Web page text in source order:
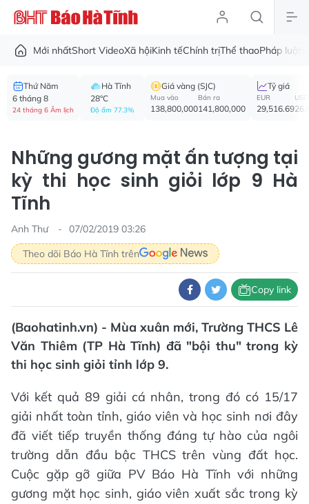
Mới nhấtShort VideoXã hộiKinh tếChính trịThể thaoPháp luật
Thứ Năm
6 tháng 8
24 tháng 6 Âm lịch
Hà Tĩnh
28°C
Độ ẩm 77.3%
Giá vàng (SJC)
Mua vào
138,800,000
Bán ra
141,800,000
Tỷ giá
EUR
29,516.69
USD
Những gương mặt ấn tượng tại
kỳ thi học sinh giỏi lớp 9 Hà
Tĩnh
Anh Thư
07/02/2019 03:26
Theo dõi Báo Hà Tĩnh trên
Copy link
(Baohatinh.vn) - Mùa xuân mới, Trường THCS Lê
Văn Thiêm (TP Hà Tĩnh) đã "bội thu" trong kỳ
thi học sinh giỏi tỉnh lớp 9.
Với kết quả 89 giải cá nhân, trong đó có 15/17
giải nhất toàn tỉnh, giáo viên và học sinh nơi đây
đã viết tiếp truyền thống đáng tự hào của ngôi
trường dẫn đầu bậc THCS trên vùng đất học.
Cuộc gặp gỡ giữa PV Báo Hà Tĩnh với những
gương mặt học sinh, giáo viên xuất sắc trong kỳ